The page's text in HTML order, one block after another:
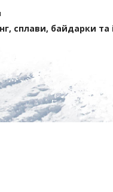
сплави, байдарки та